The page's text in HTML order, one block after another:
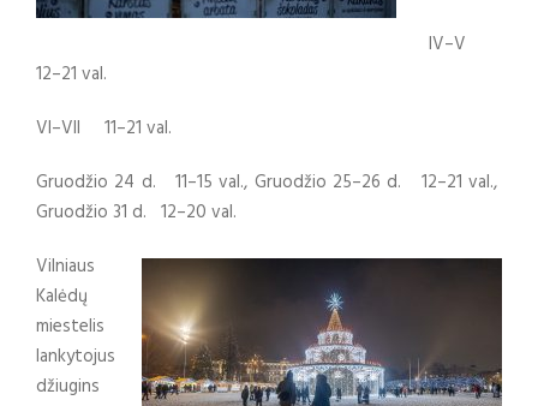
IV–V
12–21 val.
VI–VII 11–21 val.
Gruodžio 24 d. 11–15 val., Gruodžio 25–26 d. 12–21 val.,
Gruodžio 31 d. 12–20 val.
Vilniaus
Kalėdų
miestelis
lankytojus
džiugins